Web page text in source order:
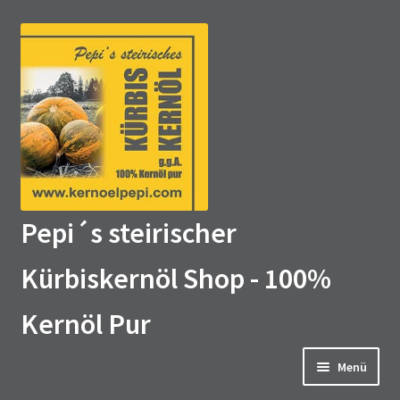
Zur
Navigation
springen
Zum
springen
Pepi´s steirischer
Kürbiskernöl Shop - 100%
Kernöl Pur
Menü